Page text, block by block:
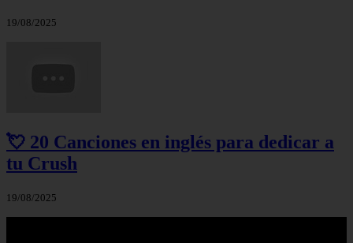
19/08/2025
💘 20 Canciones en inglés para dedicar a
tu Crush
19/08/2025